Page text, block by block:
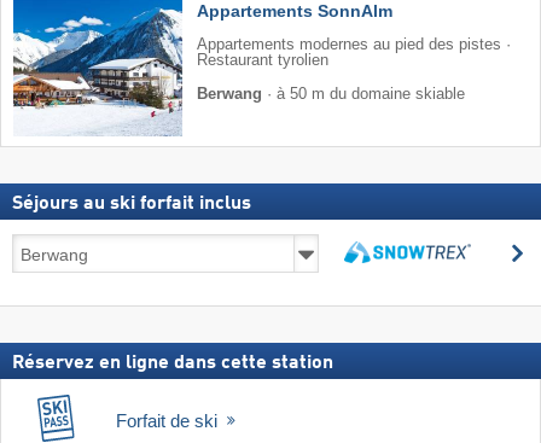
Appartements SonnAlm
Appartements modernes au pied des pistes ·
Restaurant tyrolien
Berwang · à 50 m du domaine skiable
Séjours au ski forfait inclus
au
forfait
Réservez en ligne dans cette station
Forfait de ski